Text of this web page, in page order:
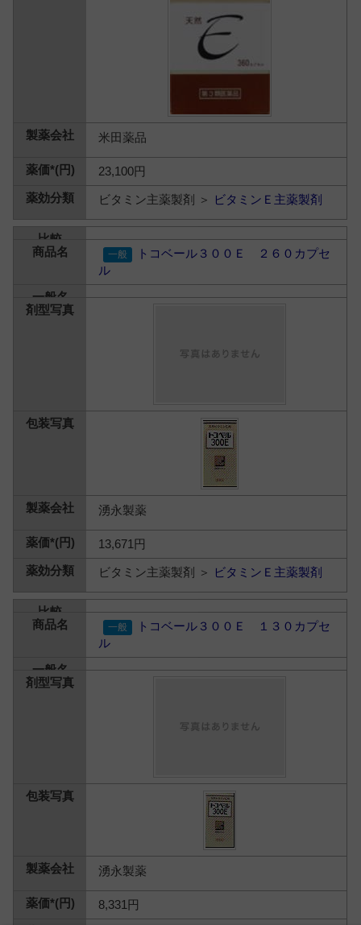
米田薬品
23,100円
ビタミン主薬製剤 ＞ ビタミンＥ主薬製剤
トコベール３００Ｅ ２６０カプセ
ル
湧永製薬
13,671円
ビタミン主薬製剤 ＞ ビタミンＥ主薬製剤
トコベール３００Ｅ １３０カプセ
ル
湧永製薬
8,331円